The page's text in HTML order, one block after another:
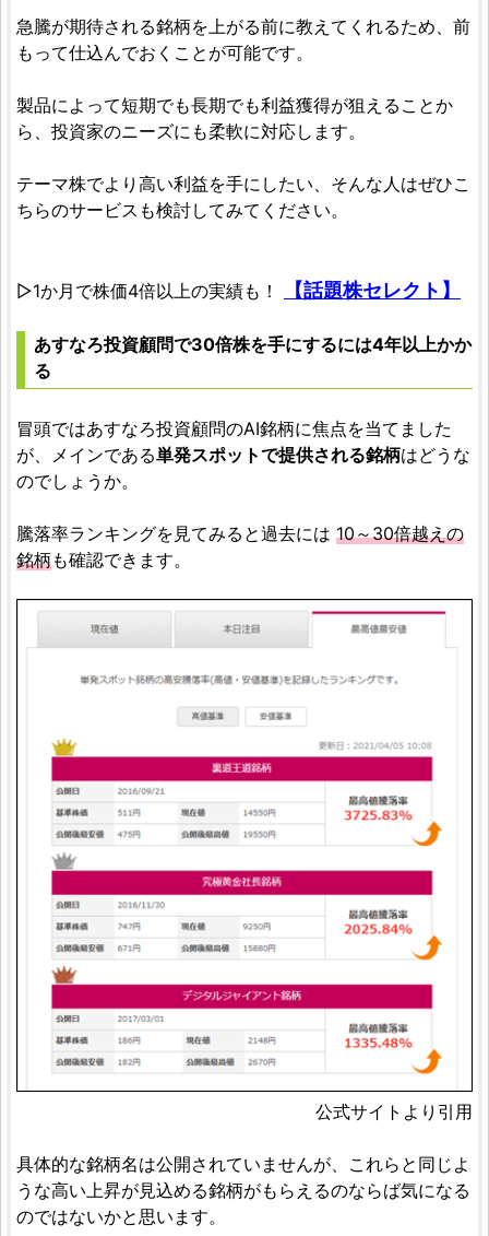
急騰が期待される銘柄を上がる前に教えてくれるため、前
もって仕込んでおくことが可能です。
製品によって短期でも長期でも利益獲得が狙えることか
ら、投資家のニーズにも柔軟に対応します。
テーマ株でより高い利益を手にしたい、そんな人はぜひこ
ちらのサービスも検討してみてください。
▷1か月で株価4倍以上の実績も！ 【話題株セレクト】
あすなろ投資顧問で30倍株を手にするには4年以上かか
る
冒頭ではあすなろ投資顧問のAI銘柄に焦点を当てました
が、メインである単発スポットで提供される銘柄はどうな
のでしょうか。
騰落率ランキングを見てみると過去には 10～30倍越えの
銘柄も確認できます。
公式サイトより引用
具体的な銘柄名は公開されていませんが、これらと同じよ
うな高い上昇が見込める銘柄がもらえるのならば気になる
のではないかと思います。